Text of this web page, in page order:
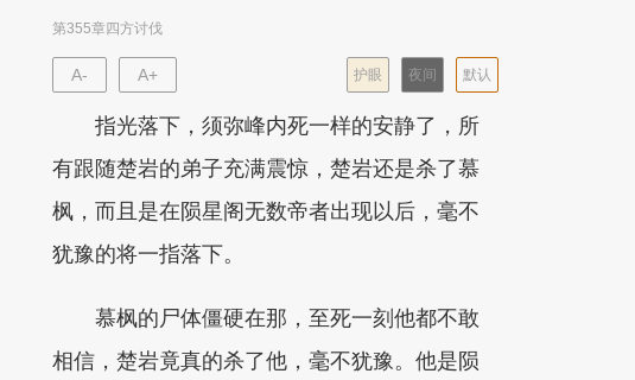
第355章四方讨伐
A- A+ 默认
夜间
护眼
指光落下，须弥峰内死一样的安静了，所
有跟随楚岩的弟子充满震惊，楚岩还是杀了慕
枫，而且是在陨星阁无数帝者出现以后，毫不
犹豫的将一指落下。
慕枫的尸体僵硬在那，至死一刻他都不敢
相信，楚岩竟真的杀了他，毫不犹豫。他是陨